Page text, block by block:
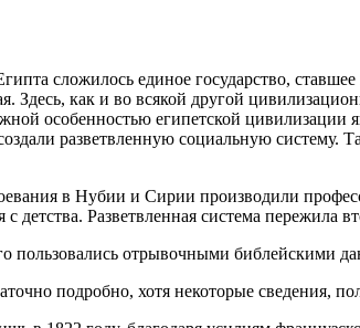
сложилось единое государство,
Здесь, как и во всякой другой
особенностью египетской цивилизации
разветвленную социальную
в Нубии и Сирии производили
Разветвленная система пережила
пользовались отрывочными библейскими
подробно, хотя некоторые сведения,